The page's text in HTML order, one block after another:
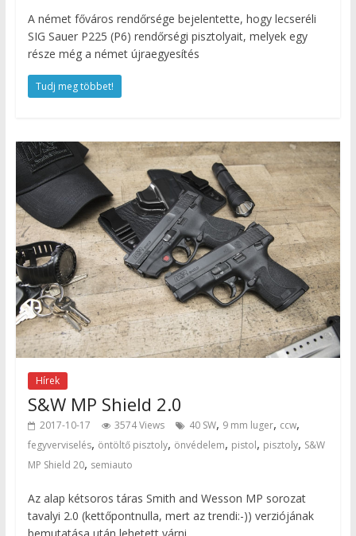
A német főváros rendőrsége bejelentette, hogy lecseréli
SIG Sauer P225 (P6) rendőrségi pisztolyait, melyek egy
része még a német újraegyesítés
Tudj meg többet!
Hírek
S&W MP Shield 2.0
2017-10-17 3574 Views 40 SW, 9 mm luger, ccw,
fegyverviselés, öntöltő pisztoly, önvédelem, pistol, pisztoly, S&W
MP Shield 20, semiauto
Az alap kétsoros táras Smith and Wesson MP sorozat
tavalyi 2.0 (kettőpontnulla, mert az trendi:-)) verziójának